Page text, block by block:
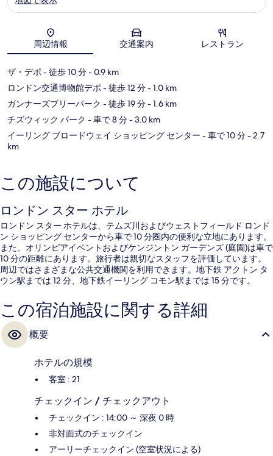
地図
周辺情報 交通案内 レストラン
ザ・デポ - 徒歩 10 分- 0.9 km
ロンドン交通博物館デポ - 徒歩 12 分- 1.0 km
ガンナーズブリーパーク - 徒歩 19 分- 1.6 km
チズウィック パーク - 車で 8 分- 3.0 km
イーリング ブロードウェイ ショッピング センター - 車で 10 分- 2.7
km
この施設について
ロンドン スター ホテル
ロンドン スター ホテルは、テムズ川およびウェストフィールド ロンド
ン ショッピング センターから車で 10 分圏内の便利な立地にあります。
また、オリンピアイベントおよびケンジントン ガーデンズ (庭園)は車で
10 分の距離にあります。旅行者は親切なスタッフを評価しています。
周辺ではさまざまな公共交通機関を利用できます。地下鉄 アクトン タ
ウン駅までは 12 分、地下鉄イーリング コモン駅までは 15 分です。
この宿泊施設に関する詳細
概要
ホテルの規模
客室 : 21
チェックイン / チェックアウト
チェックイン : 14:00 ～ 深夜 0 時
非対面式のチェックイン
アーリーチェックイン (空室状況による)